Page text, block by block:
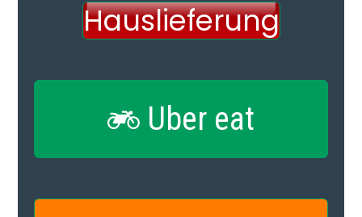
Hauslieferung
 Uber eat